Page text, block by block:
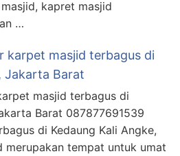
kapret masjid
…
karpet masjid terbagus di
Jakarta Barat
masjid terbagus di
Barat 087877691539
di Kedaung Kali Angke,
tempat untuk umat